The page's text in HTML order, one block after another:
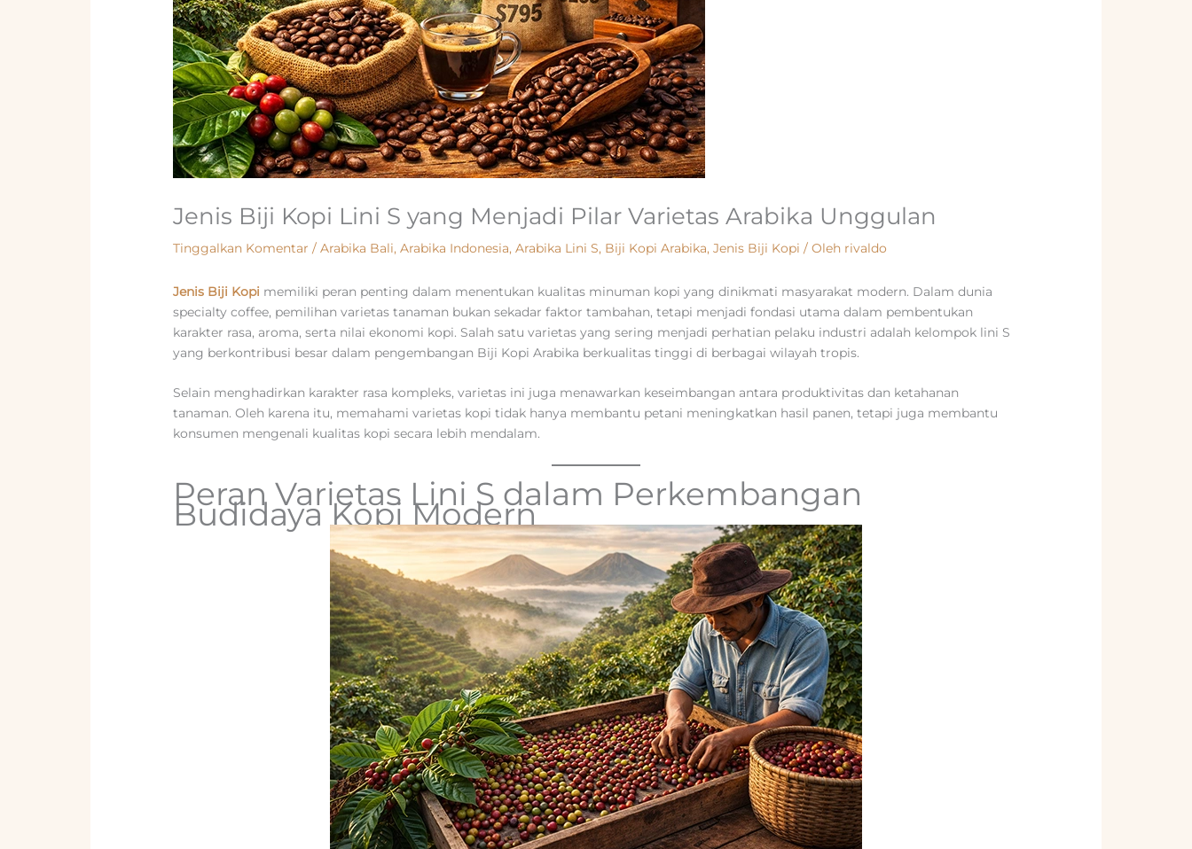
Jenis Biji Kopi Lini S yang Menjadi Pilar Varietas Arabika Unggulan
Tinggalkan Komentar /Arabika Bali,Arabika Indonesia,Arabika Lini S, Biji Kopi Arabika,Jenis Biji Kopi / Oleh rivaldo
Jenis Biji Kopi memiliki peran penting dalam menentukan kualitas minuman kopi yang dinikmati masyarakat modern. Dalam dunia
specialty coffee, pemilihan varietas tanaman bukan sekadar faktor tambahan, tetapi menjadi fondasi utama dalam pembentukan
karakter rasa, aroma, serta nilai ekonomi kopi. Salah satu varietas yang sering menjadi perhatian pelaku industri adalah kelompok lini S
yang berkontribusi besar dalam pengembangan Biji Kopi Arabika berkualitas tinggi di berbagai wilayah tropis.
Selain menghadirkan karakter rasa kompleks, varietas ini juga menawarkan keseimbangan antara produktivitas dan ketahanan
tanaman. Oleh karena itu, memahami varietas kopi tidak hanya membantu petani meningkatkan hasil panen, tetapi juga membantu
konsumen mengenali kualitas kopi secara lebih mendalam.
Peran Varietas Lini S dalam Perkembangan
Budidaya Kopi Modern